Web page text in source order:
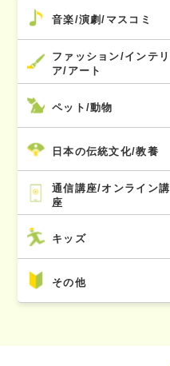
音楽/演劇/マスコミ
ファッション/インテリ
ア/アート
ペット/動物
日本の伝統文化/教養
通信講座/オンライン講
座
キッズ
その他